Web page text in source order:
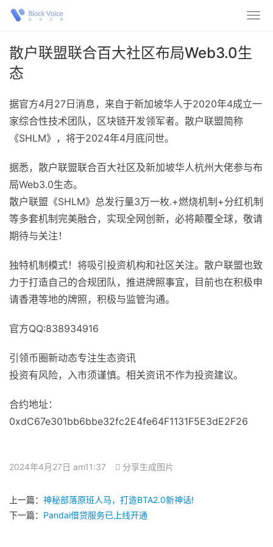
散户联盟联合百大社区布局Web3.0生
态
据官方4月27日消息，来自于新加坡华人于2020年4成立一
家综合性技术团队，区块链开发领军者。散户联盟简称
《SHLM》，将于2024年4月底问世。
据悉，散户联盟联合百大社区及新加坡华人杭州大佬参与布
局Web3.0生态。
散户联盟《SHLM》总发行量3万一枚.+燃烧机制+分红机制
等多套机制完美融合，实现全网创新，必将颠覆全球，敬请
期待与关注！
独特机制模式！将吸引投资机构和社区关注。散户联盟也致
力于打造自己的合规团队，推进牌照事宜，目前也在积极申
请香港等地的牌照，积极与监管沟通。
官方QQ:838934916
引领币圈新动态专注生态资讯
投资有风险，入市须谨慎。相关资讯不作为投资建议。
合约地址：
0xdC67e301bb6bbe32fc2E4fe64F1131F5E3dE2F26
2024年4月27日 am11:37 分享生成图片
上一篇： 神秘部落原班人马，打造BTA2.0新神话!
下一篇： Pandai借贷服务已上线开通